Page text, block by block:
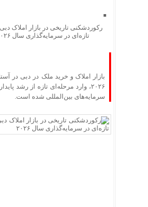
رکوردشکنی تاریخی در بازار املاک
تازه‌ای در سرمایه‌گذاری سال ۲۰۲۶
بازار املاک و خرید ملک در دبی در
۲۰۲۶، وارد مرحله‌ای تازه از رشد
سرمایه‌های بین‌المللی شده است.